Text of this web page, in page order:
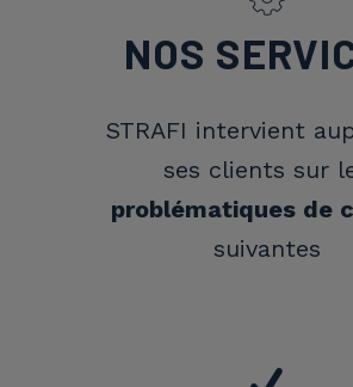
NOS
STRAFI intervient
ses clients sur
problématiques de
suivantes